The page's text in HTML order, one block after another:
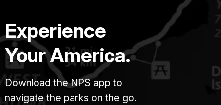
Experience
Your America.
Download the NPS app to
navigate the parks on the go.